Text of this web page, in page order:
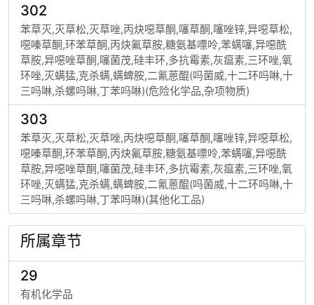
302
苯草灭,灭草松,灭草唑,丙炔噁草酮,噻草酮,噻唑锌,异噁草松,
噁嗪草酮,环苯草酮,丙炔氟草胺,糖氨基嘌呤,苯螨噻,异噁酰
草胺,异噁唑草酮,噻菌茂,硅丰环,多抗霉素,灰瘟素,三环唑,氧
环唑,灭螨猛,克杀螨,螨蜱胺,二氰蒽醌(吗菌威,十二环吗啉,十
三吗啉,杀螺吗啉,丁苯吗啉)(危险化学品,杂项物质)
303
苯草灭,灭草松,灭草唑,丙炔噁草酮,噻草酮,噻唑锌,异噁草松,
噁嗪草酮,环苯草酮,丙炔氟草胺,糖氨基嘌呤,苯螨噻,异噁酰
草胺,异噁唑草酮,噻菌茂,硅丰环,多抗霉素,灰瘟素,三环唑,氧
环唑,灭螨猛,克杀螨,螨蜱胺,二氰蒽醌(吗菌威,十二环吗啉,十
三吗啉,杀螺吗啉,丁苯吗啉)(其他化工品)
所属章节
29
有机化学品